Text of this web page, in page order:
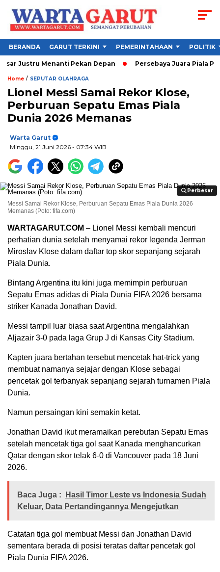
BERANDA GARUT TERKINI PEMERINTAHAAN POLITIK
Menanti Pekan Depan Persebaya Juara Piala Presiden
Home / SEPUTAR OLAHRAGA
Lionel Messi Samai Rekor Klose,
Perburuan Sepatu Emas Piala
Dunia 2026 Memanas
Warta Garut
Minggu, 21 Juni 2026 - 07:34 WIB
Perbesar
Perbesar
Messi Samai Rekor Klose, Perburuan Sepatu Emas Piala Dunia 2026
Memanas (Poto: fifa.com)
WARTAGARUT.COM – Lionel Messi kembali mencuri
perhatian dunia setelah menyamai rekor legenda Jerman
Miroslav Klose dalam daftar top skor sepanjang sejarah
Piala Dunia.
Bintang Argentina itu kini juga memimpin perburuan
Sepatu Emas adidas di Piala Dunia FIFA 2026 bersama
striker Kanada Jonathan David.
Messi tampil luar biasa saat Argentina mengalahkan
Aljazair 3-0 pada laga Grup J di Kansas City Stadium.
Kapten juara bertahan tersebut mencetak hat-trick yang
membuat namanya sejajar dengan Klose sebagai
pencetak gol terbanyak sepanjang sejarah turnamen Piala
Dunia.
Namun persaingan kini semakin ketat.
Jonathan David ikut meramaikan perebutan Sepatu Emas
setelah mencetak tiga gol saat Kanada menghancurkan
Qatar dengan skor telak 6-0 di Vancouver pada 18 Juni
2026.
Baca Juga :
Hasil Timor Leste vs Indonesia Sudah
Keluar, Data Pertandingannya Mengejutkan
Catatan tiga gol membuat Messi dan Jonathan David
sementara berada di posisi teratas daftar pencetak gol
Piala Dunia FIFA 2026.